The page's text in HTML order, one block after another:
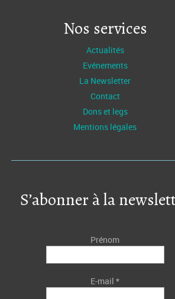
Nos services
Actualités
Evénements
La Newsletter
Contact
Dons et legs
Mentions légales
S’abonner à la
Prénom
E-mail*